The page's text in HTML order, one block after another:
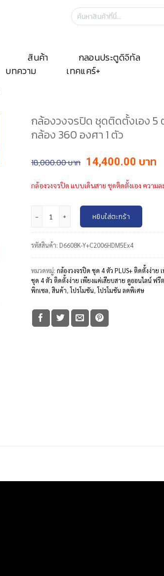
ค้นหา:
สินค้า กลอนประตูดิจิทัล
บทความ
เทคแคร์+
กล้องวงจรปิด ชุดติดตั้งเอง 5
กล้อง 360 องศา 1 ตัว
18,000.00 Original
price
was:
฿18,000.00.
14,400.00
กล้องวงจรปิด แบบเดินสาย ชุดติดตั้งเอง ความล
จำนวน กล้องวงจรปิด ชุดติดตั้งเอง 5 ตัว ความ
หยิบใส่ตะกร้า
รหัสสินค้า: D6608K-Y+C2006HDM5Ex4
หมวดหมู่: กล้องวงจรปิด ชุด 4 ตัว PLUS+ ติดตั้งง่า
ชุด 4 ตัว ติดตั้งง่าย เพียงแค่เสียบสาย ดูออนไลน์ ฟรี
พิกเซล, สินค้า,โปรโมชัน,โปรโมชัน ลดพิเศษ